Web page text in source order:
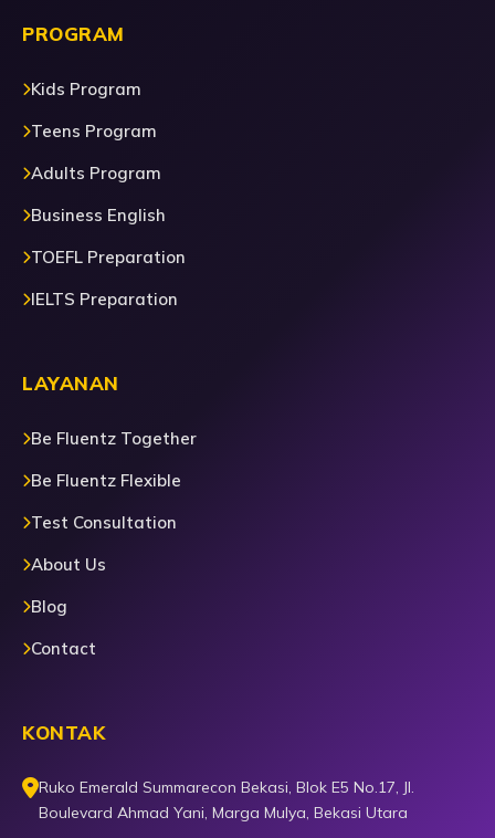
PROGRAM
Kids Program
Teens Program
Adults Program
Business English
TOEFL Preparation
IELTS Preparation
LAYANAN
Be Fluentz Together
Be Fluentz Flexible
Test Consultation
About Us
Blog
Contact
KONTAK
Ruko Emerald Summarecon Bekasi, Blok E5 No.17, Jl.
Boulevard Ahmad Yani, Marga Mulya, Bekasi Utara